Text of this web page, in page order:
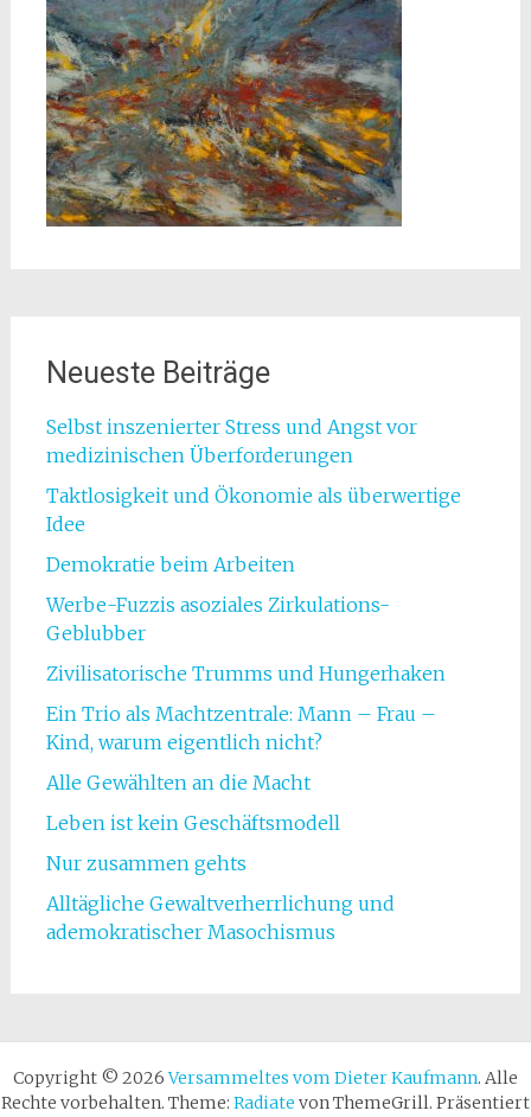
Neueste Beiträge
Selbst inszenierter Stress und Angst vor
medizinischen Überforderungen
Taktlosigkeit und Ökonomie als überwertige
Idee
Demokratie beim Arbeiten
Werbe-Fuzzis asoziales Zirkulations-
Geblubber
Zivilisatorische Trumms und Hungerhaken
Ein Trio als Machtzentrale: Mann – Frau –
Kind, warum eigentlich nicht?
Alle Gewählten an die Macht
Leben ist kein Geschäftsmodell
Nur zusammen gehts
Alltägliche Gewaltverherrlichung und
ademokratischer Masochismus
Copyright © 2026Versammeltes vom Dieter Kaufmann. Alle
Rechte vorbehalten. Theme: Radiate von ThemeGrill. Präsentiert